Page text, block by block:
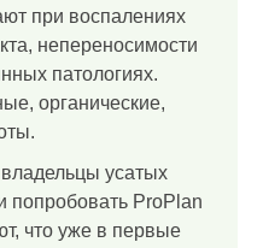
при воспалениях
непереносимости
патологиях.
органические,
усатых
попробовать ProPlan
что уже в первые